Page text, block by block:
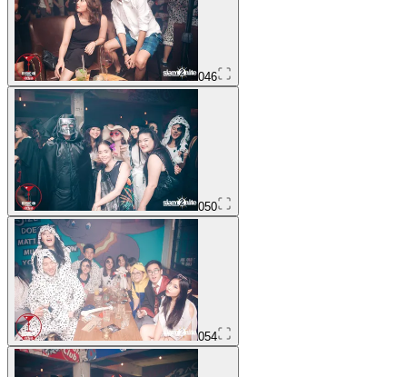
046
050
054